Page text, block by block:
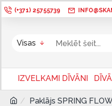
(+371) 25755739
Visas
IZVELKAMI DĪVĀNI
Paklājs SPRING